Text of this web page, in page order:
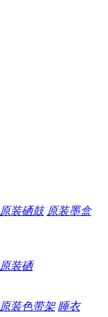
原装硒鼓 原装墨盒
原装硒
原装色带架 睡衣